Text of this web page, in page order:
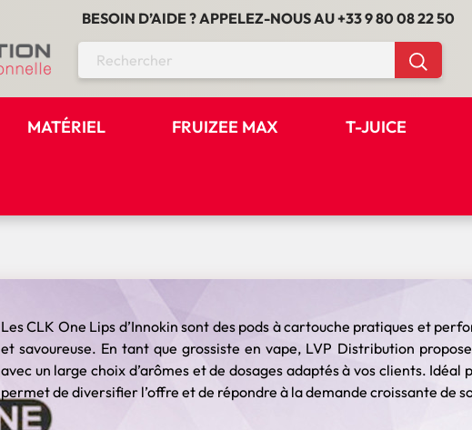
BESOIN D’AIDE ? APPELEZ-NOUS AU+33 9 80 08 22 50
MATÉRIEL FRUIZEE MAX T-JUICE
Les CLK One Lips d’Innokin sont des pods à cartouche pratiques et
et savoureuse. En tant que grossiste en vape, LVP Distribution
avec un large choix d’arômes et de dosages adaptés à vos clients.
permet de diversifier l’offre et de répondre à la demande croissante de